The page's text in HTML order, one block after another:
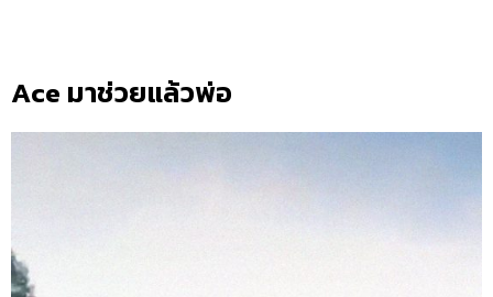
Ace มาช่วยแล้วพ่อ